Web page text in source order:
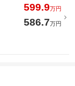
599.9万円
586.7万円